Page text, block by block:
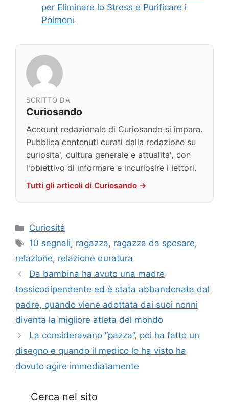
per Eliminare lo Stress e Purificare i
Polmoni
SCRITTO DA
Curiosando
Account redazionale di Curiosando si impara.
Pubblica contenuti curati dalla redazione su
curiosita', cultura generale e attualita', con
l'obiettivo di informare e incuriosire i lettori.
Tutti gli articoli di Curiosando →
Categorie
Curiosità
Tag
10 segnali, ragazza, ragazza da sposare,
relazione, relazione duratura
Da bambina ha avuto una madre
tossicodipendente ed è stata abbandonata dal
padre, quando viene adottata dai suoi nonni
diventa la migliore atleta del mondo
La consideravano “pazza”, poi ha fatto un
disegno e quando il medico lo ha visto ha
dovuto agire immediatamente
Cerca nel sito